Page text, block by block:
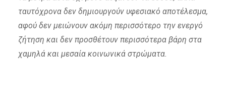
ταυτόχρονα δεν δημιουργούν υφεσιακό αποτέλεσμα,
αφού δεν μειώνουν ακόμη περισσότερο την ενεργό
ζήτηση και δεν προσθέτουν περισσότερα βάρη στα
χαμηλά και μεσαία κοινωνικά στρώματα.